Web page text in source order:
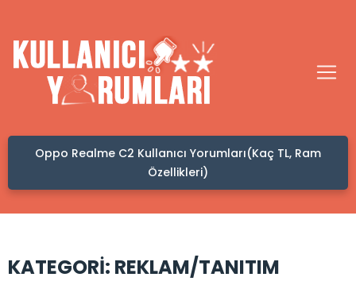
Oppo Realme C2 Kullanıcı Yorumları(Kaç TL, Ram
Özellikleri)
KATEGORI: REKLAM/TANITIM